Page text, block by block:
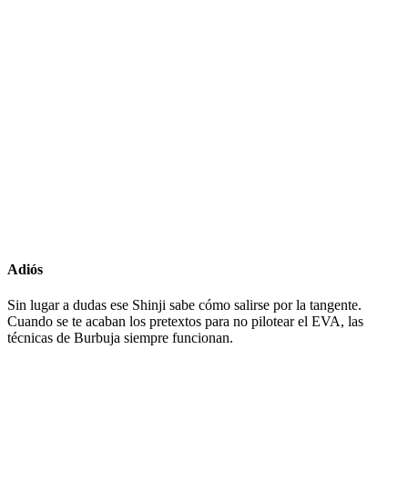
Adiós
Sin lugar a dudas ese Shinji sabe cómo salirse por la tangente.
Cuando se te acaban los pretextos para no pilotear el EVA, las
técnicas de Burbuja siempre funcionan.